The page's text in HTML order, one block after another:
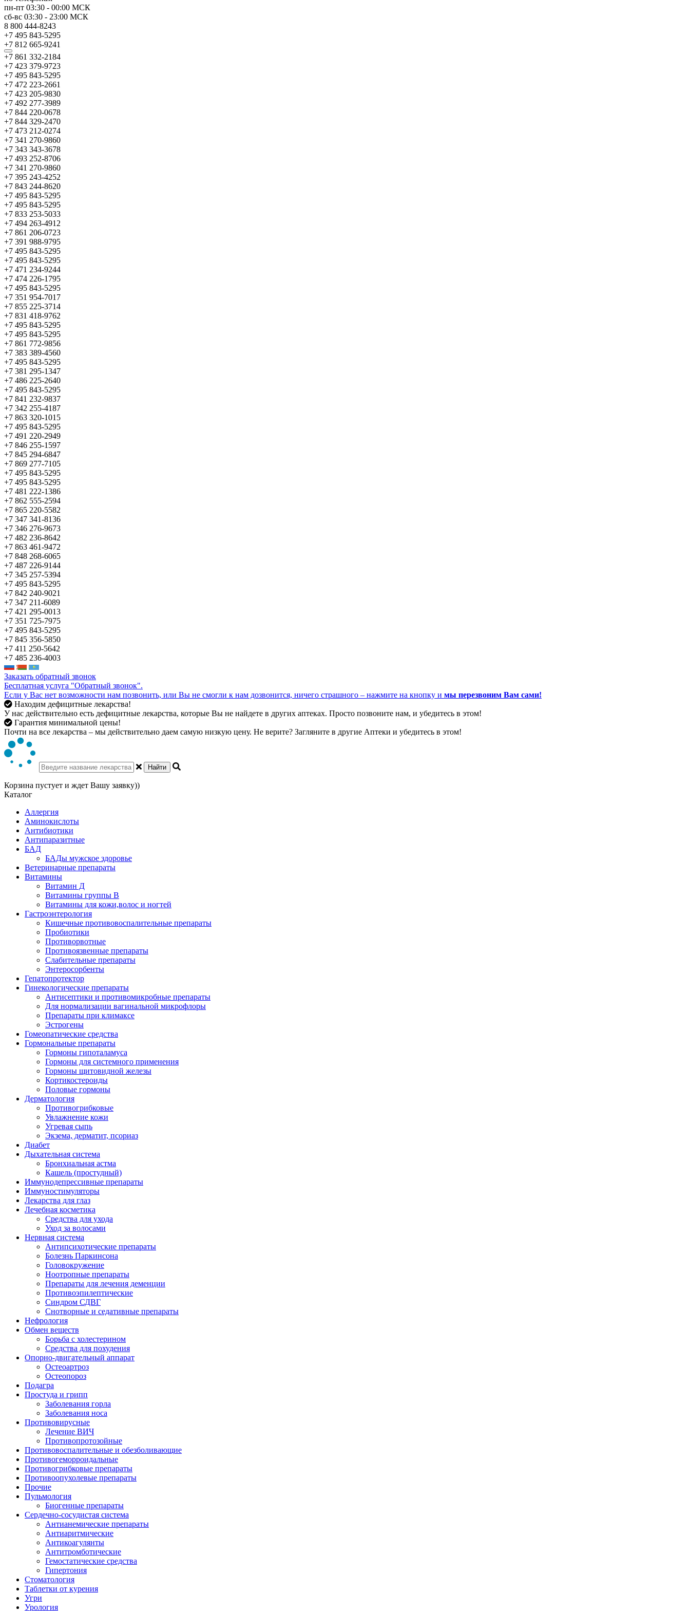
пн-пт 03:30 - 00:00 МСК
сб-вс 03:30 - 23:00 МСК
8 800 444-8243
+7 495 843-5295
+7 812 665-9241
+7 861 332-2184
+7 423 379-9723
+7 495 843-5295
+7 472 223-2661
+7 423 205-9830
+7 492 277-3989
+7 844 220-0678
+7 844 329-2470
+7 473 212-0274
+7 341 270-9860
+7 343 343-3678
+7 493 252-8706
+7 341 270-9860
+7 395 243-4252
+7 843 244-8620
+7 495 843-5295
+7 495 843-5295
+7 833 253-5033
+7 494 263-4912
+7 861 206-0723
+7 391 988-9795
+7 495 843-5295
+7 495 843-5295
+7 471 234-9244
+7 474 226-1795
+7 495 843-5295
+7 351 954-7017
+7 855 225-3714
+7 831 418-9762
+7 495 843-5295
+7 495 843-5295
+7 861 772-9856
+7 383 389-4560
+7 495 843-5295
+7 381 295-1347
+7 486 225-2640
+7 495 843-5295
+7 841 232-9837
+7 342 255-4187
+7 863 320-1015
+7 495 843-5295
+7 491 220-2949
+7 846 255-1597
+7 845 294-6847
+7 869 277-7105
+7 495 843-5295
+7 495 843-5295
+7 481 222-1386
+7 862 555-2594
+7 865 220-5582
+7 347 341-8136
+7 346 276-9673
+7 482 236-8642
+7 863 461-9472
+7 848 268-6065
+7 487 226-9144
+7 345 257-5394
+7 495 843-5295
+7 842 240-9021
+7 347 211-6089
+7 421 295-0013
+7 351 725-7975
+7 495 843-5295
+7 845 356-5850
+7 411 250-5642
+7 485 236-4003
Заказать обратный звонок
Бесплатная услуга "Обратный звонок".
Если у Вас нет возможности нам позвонить, или Вы не смогли к нам дозвонится, ничего страшного – нажмите на кнопку и мы перезвоним Вам сами!
Находим дефицитные лекарства!
У нас действительно есть дефицитные лекарства, которые Вы не найдете в других аптеках. Просто позвоните нам, и убедитесь в этом!
Гарантия минимальной цены!
Почти на все лекарства – мы действительно даем самую низкую цену. Не верите? Загляните в другие Аптеки и убедитесь в этом!
Найти
Корзина пустует и ждет Вашу заявку))
Каталог
Аллергия
Аминокислоты
Антибиотики
Антипаразитные
БАД
БАДы мужское здоровье
Ветеринарные препараты
Витамины
Витамин Д
Витамины группы В
Витамины для кожи,волос и ногтей
Гастроэнтерология
Кишечные противовоспалительные препараты
Пробиотики
Противорвотные
Противоязвенные препараты
Слабительные препараты
Энтеросорбенты
Гепатопротектор
Гинекологические препараты
Антисептики и противомикробные препараты
Для нормализации вагинальной микрофлоры
Препараты при климаксе
Эстрогены
Гомеопатические средства
Гормональные препараты
Гормоны гипоталамуса
Гормоны для системного применения
Гормоны щитовидной железы
Кортикостероиды
Половые гормоны
Дерматология
Противогрибковые
Увлажнение кожи
Угревая сыпь
Экзема, дерматит, псориаз
Диабет
Дыхательная система
Бронхиальная астма
Кашель (простудный)
Иммунодепрессивные препараты
Иммуностимуляторы
Лекарства для глаз
Лечебная косметика
Средства для ухода
Уход за волосами
Нервная система
Антипсихотические препараты
Болезнь Паркинсона
Головокружение
Ноотропные препараты
Препараты для лечения деменции
Противоэпилептические
Синдром СДВГ
Снотворные и седативные препараты
Нефрология
Обмен веществ
Борьба с холестерином
Средства для похудения
Опорно-двигательный аппарат
Остеоартроз
Остеопороз
Подагра
Простуда и грипп
Заболевания горла
Заболевания носа
Противовирусные
Лечение ВИЧ
Противопротозойные
Противовоспалительные и обезболивающие
Противогеморроидальные
Противогрибковые препараты
Противоопухолевые препараты
Прочие
Пульмология
Биогенные препараты
Сердечно-сосудистая система
Антианемические препараты
Антиаритмические
Антикоагулянты
Антитромботические
Гемостатические средства
Гипертония
Стоматология
Таблетки от курения
Угри
Урология